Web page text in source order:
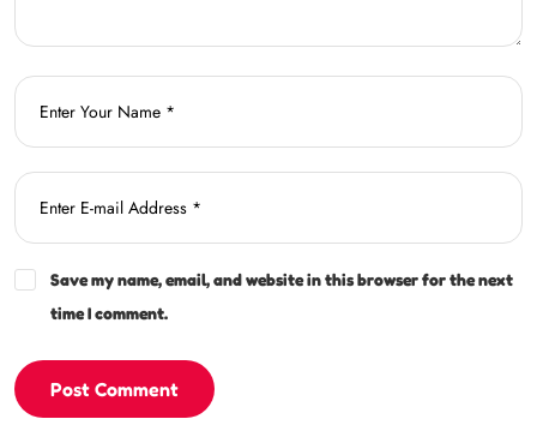
Save my name, email, and website in this browser for the next
time I comment.
Post Comment